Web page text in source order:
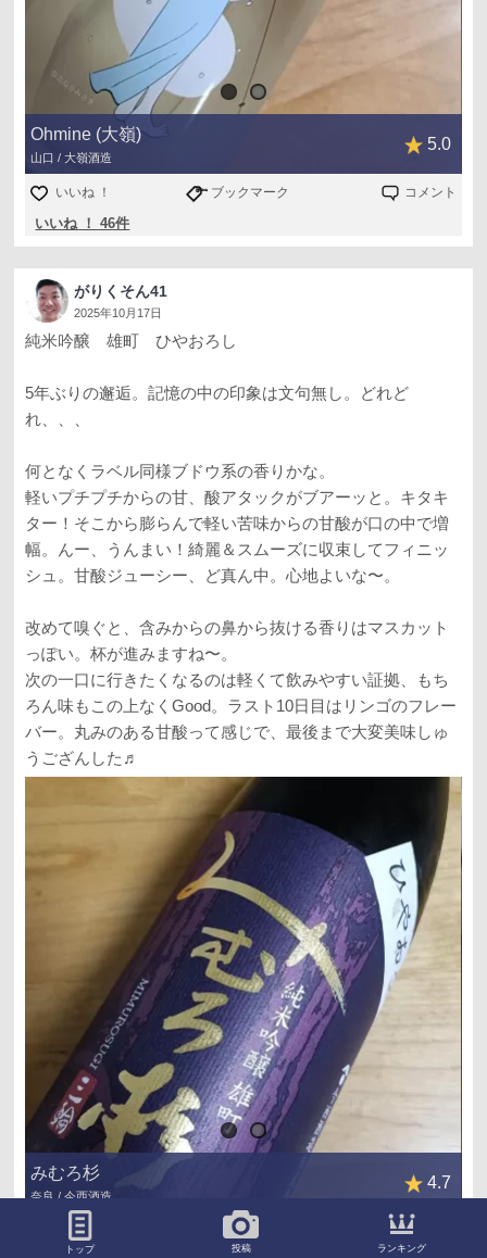
Ohmine (大嶺)
山口 / 大嶺酒造
5.0
いいね ！ ブックマーク コメント
いいね ！ 46件
がりくそん41
2025年10月17日
純米吟醸 雄町 ひやおろし
5年ぶりの邂逅。記憶の中の印象は文句無し。どれど
れ、、、
何となくラベル同様ブドウ系の香りかな。
軽いプチプチからの甘、酸アタックがブアーッと。キタキ
ター！そこから膨らんで軽い苦味からの甘酸が口の中で増
幅。んー、うんまい！綺麗＆スムーズに収束してフィニッ
シュ。甘酸ジューシー、ど真ん中。心地よいな〜。
改めて嗅ぐと、含みからの鼻から抜ける香りはマスカット
っぽい。杯が進みますね〜。
次の一口に行きたくなるのは軽くて飲みやすい証拠、もち
ろん味もこの上なくGood。ラスト10日目はリンゴのフレー
バー。丸みのある甘酸って感じで、最後まで大変美味しゅ
うござんした♬
みむろ杉
奈良 / 今西酒造
4.7
いいね ！ ブックマーク コメント
トップ 投稿 ランキング